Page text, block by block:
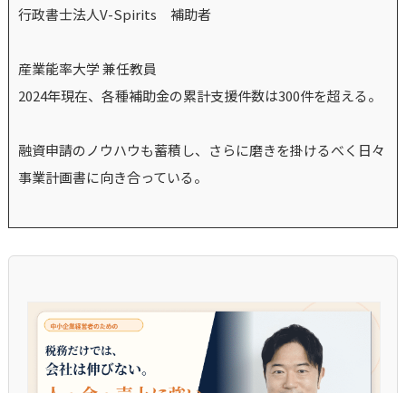
行政書士法人V-Spirits 補助者
産業能率大学 兼任教員
2024年現在、各種補助金の累計支援件数は300件を超える。
融資申請のノウハウも蓄積し、さらに磨きを掛けるべく日々
事業計画書に向き合っている。